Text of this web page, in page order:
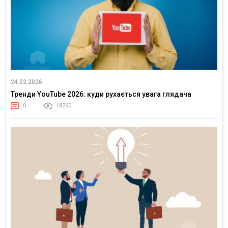
24.02.2026
Тренди YouTube 2026: куди рухається увага глядача
0 18290